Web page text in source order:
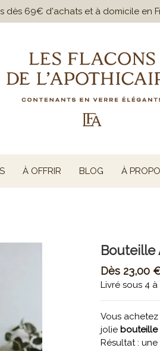
dès 69€ d'achats et à domicile en
À OFFRIR BLOG À
Bouteille
Dès 23,00
Livré sous 4
Vous
jolie bouteille
Résultat :